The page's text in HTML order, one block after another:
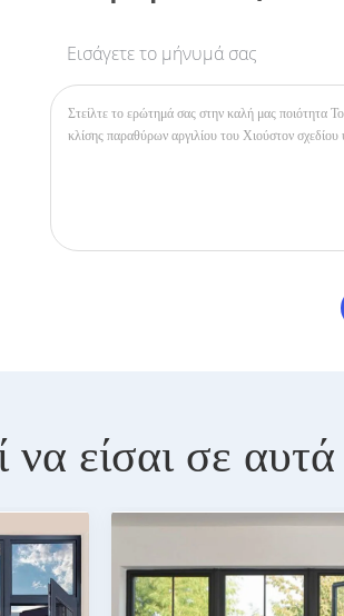
Εισάγετε το μήνυμά σας
είσαι σε αυτά